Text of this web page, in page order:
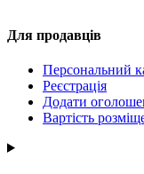
Для продавців
Персональний
Реєстрація
Додати
Вартість